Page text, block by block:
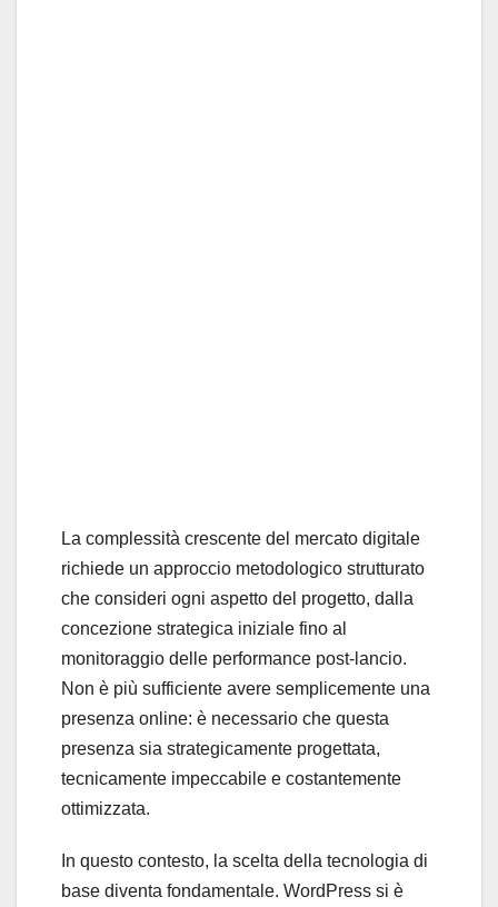
La complessità crescente del mercato digitale
richiede un approccio metodologico strutturato
che consideri ogni aspetto del progetto, dalla
concezione strategica iniziale fino al
monitoraggio delle performance post-lancio.
Non è più sufficiente avere semplicemente una
presenza online: è necessario che questa
presenza sia strategicamente progettata,
tecnicamente impeccabile e costantemente
ottimizzata.
In questo contesto, la scelta della tecnologia di
base diventa fondamentale. WordPress si è